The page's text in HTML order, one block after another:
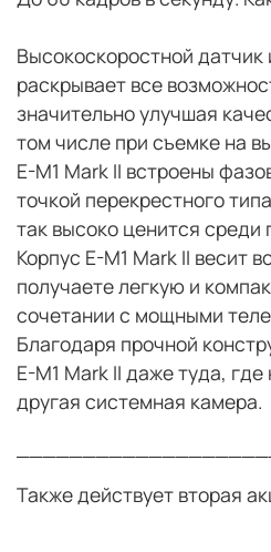
Высокоскоростной датчик
раскрывает все
значительно улучшая
том числе при съемке на
E-M1 Mark II встроены
точкой перекрестного
так высоко ценится среди
Корпус E-M1 Mark II весит
получаете легкую и
сочетании с мощными
Благодаря прочной
E-M1 Mark II даже туда,
другая системная камера.
Также действует вторая